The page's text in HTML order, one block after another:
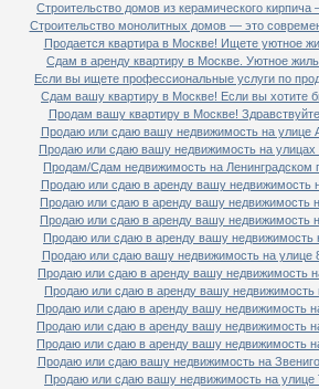
Строительство домов из керамического
Строительство монолитных домов — это
Продается квартира в Москве! Ищете уютное
Сдам в аренду квартиру в Москве. Уютное
Если вы ищете профессиональные услуги по
Сдам вашу квартиру в Москве! Если вы хотите
Продам вашу квартиру в Москве!
Продаю или сдаю вашу недвижимость на улице
Продаю или сдаю вашу недвижимость на
Продам/Сдам недвижимость на Ленинградском
Продаю или сдаю в аренду вашу недвижимость
Продаю или сдаю в аренду вашу недвижимость
Продаю или сдаю в аренду вашу недвижимость
Продаю или сдаю в аренду вашу недвижимость
Продаю или сдаю вашу недвижимость на улице
Продаю или сдаю в аренду вашу недвижимость
Продаю или сдаю в аренду вашу недвижимость
Продаю или сдаю в аренду вашу недвижимость
Продаю или сдаю в аренду вашу недвижимость
Продаю или сдаю в аренду вашу недвижимость
Продаю или сдаю вашу недвижимость на
Продаю или сдаю вашу недвижимость на улице